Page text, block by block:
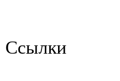
Ссылки